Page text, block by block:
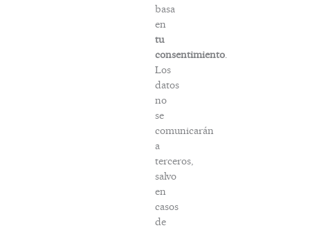
basa
en
tu
consentimiento.
Los
datos
no
se
comunicarán
a
terceros,
salvo
en
casos
de